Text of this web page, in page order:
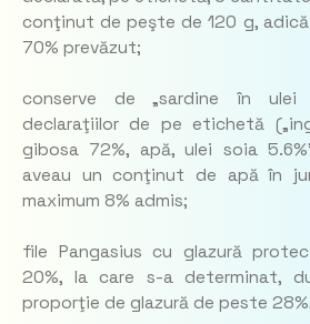
conţinut de peşte de 120 g,
70% prevăzut;
conserve de „sardine în ulei
declaraţiilor de pe etichetă
gibosa 72%, apă, ulei soia
aveau un conţinut de apă în
maximum 8% admis;
file Pangasius cu glazură
20%, la care s-a determinat,
proporţie de glazură de peste